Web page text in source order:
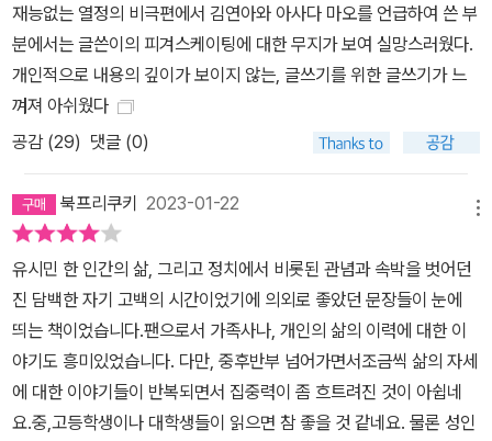
검열 없이 정직하게 말하고 싶다. 나는 정치의 일상이 요구하는 비루
함을 참고 견디는 삶에서 벗어나 일상이 행복한 인생을 살고 싶다. 야
수의 탐욕과 싸우면서 황폐해진 내면을 추스르려고 발버둥치는 사람
이 아니라 내면이 의미와 기쁨으로 충만한 인간이 되기를 원한다. 정
치적 욕망의 화신이라는 세상의 비난에 맞서 내 자신의 도덕적 정당
성을 주장하는 싸움이 과연 가치 있는 일인지 의심한다. 정치를 하면
서 너무나 많은 사람들을 만났지만 정작 사랑하는 사람을 사랑할 시
간은 언제나 부족했다. 세상의 모든 비극과 불의에 대해서 내 몫의 책
임이 없는지 살펴야 하는 게 괴로웠다. 왕의 심기를 살피는 신민(臣
民)처럼, 변덕스러운 여론을 언제나 최고의 진리로 받들어야 하는 정
치인의 직업윤리가 너무 무거운 짐으로 느껴진다. 목적의식을 가지고
인간관계를 관리하는 것이 위선으로 보인다. 인간의 존엄을 보장하는
세상을 만들기 위해 내 삶의 존엄을 해치는 것이 정말 훌륭한 일인지
모르겠다.(p.195) 원래 정치 그 자체가 좋아서가 아니라 세상을 더
재능없는 열정의 비극편에서 김연아와 아사다 마오를 언급하여 쓴 부
분에서는 글쓴이의 피겨스케이팅에 대한 무지가 보여 실망스러웠다.
개인적으로 내용의 깊이가 보이지 않는, 글쓰기를 위한 글쓰기가 느
껴져 아쉬웠다
공감 (29) 댓글 (0)
북프리쿠키 2023-01-22
유시민 한 인간의 삶, 그리고 정치에서 비롯된 관념과 속박을 벗어던
진 담백한 자기 고백의 시간이었기에 의외로 좋았던 문장들이 눈에
띄는 책이었습니다.팬으로서 가족사나, 개인의 삶의 이력에 대한 이
야기도 흥미있었습니다. 다만, 중후반부 넘어가면서조금씩 삶의 자세
에 대한 이야기들이 반복되면서 집중력이 좀 흐트려진 것이 아쉽네
요.중,고등학생이나 대학생들이 읽으면 참 좋을 것 같네요. 물론 성인